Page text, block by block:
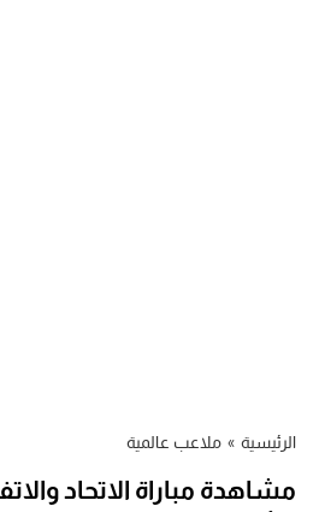
الرئيسية » ملاعب عالمية
مشاهدة مباراة الاتحاد